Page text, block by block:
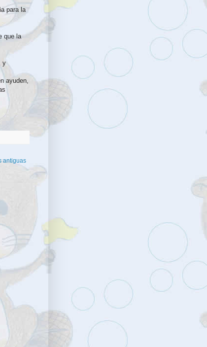
para la
que la
y
ayuden,
antiguas